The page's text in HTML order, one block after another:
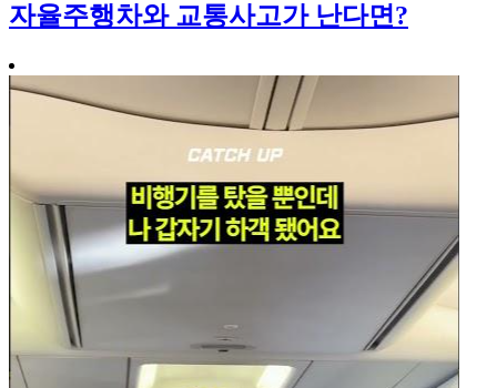
자율주행차와 교통사고가 난다면?